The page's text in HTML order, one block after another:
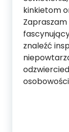
kinkietom
znaleźć